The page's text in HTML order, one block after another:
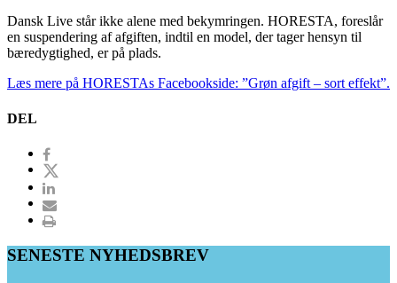
Dansk Live står ikke alene med bekymringen. HORESTA, foreslår
en suspendering af afgiften, indtil en model, der tager hensyn til
bæredygtighed, er på plads.
Læs mere på HORESTAs Facebookside: ”Grøn afgift – sort effekt”.
DEL
SENESTE NYHEDSBREV